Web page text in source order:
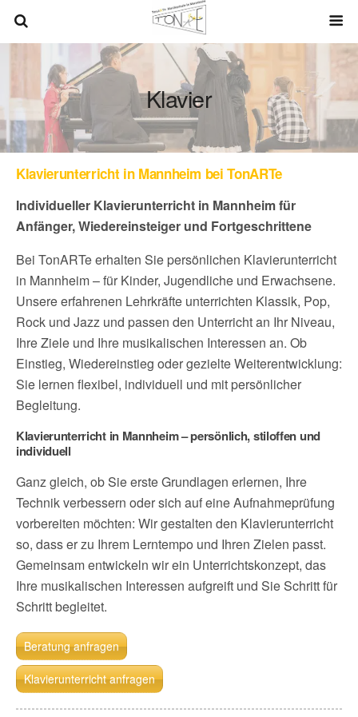
Klavier
Klavierunterricht in Mannheim bei TonARTe
Individueller Klavierunterricht in Mannheim für
Anfänger, Wiedereinsteiger und Fortgeschrittene
Bei TonARTe erhalten Sie persönlichen Klavierunterricht
in Mannheim – für Kinder, Jugendliche und Erwachsene.
Unsere erfahrenen Lehrkräfte unterrichten Klassik, Pop,
Rock und Jazz und passen den Unterricht an Ihr Niveau,
Ihre Ziele und Ihre musikalischen Interessen an. Ob
Einstieg, Wiedereinstieg oder gezielte Weiterentwicklung:
Sie lernen flexibel, individuell und mit persönlicher
Begleitung.
Klavierunterricht in Mannheim – persönlich, stiloffen und
individuell
Ganz gleich, ob Sie erste Grundlagen erlernen, Ihre
Technik verbessern oder sich auf eine Aufnahmeprüfung
vorbereiten möchten: Wir gestalten den Klavierunterricht
so, dass er zu Ihrem Lerntempo und Ihren Zielen passt.
Gemeinsam entwickeln wir ein Unterrichtskonzept, das
Ihre musikalischen Interessen aufgreift und Sie Schritt für
Schritt begleitet.
Beratung anfragen
Klavierunterricht anfragen